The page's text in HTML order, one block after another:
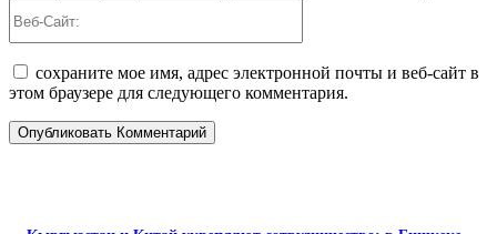
сохраните мое имя, адрес электронной почты и веб-сайт в
этом браузере для следующего комментария.